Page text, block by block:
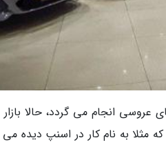
انجام می گردد، حالا
به نام کار در اسنپ دیده می